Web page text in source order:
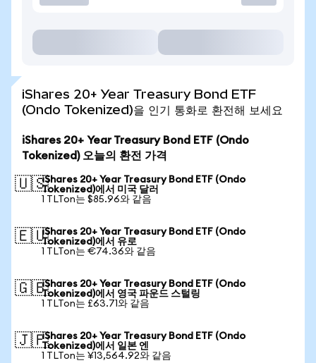
iShares 20+ Year Treasury Bond ETF
(Ondo Tokenized)을 인기 통화로 환전해 보세요
iShares 20+ Year Treasury Bond ETF (Ondo
Tokenized) 오늘의 환전 가격
🇺🇸iShares 20+ Year Treasury Bond ETF (Ondo
Tokenized)에서 미국 달러
1 TLTon는 $85.96와 같음
🇪🇺iShares 20+ Year Treasury Bond ETF (Ondo
Tokenized)에서 유로
1 TLTon는 €74.36와 같음
🇬🇧iShares 20+ Year Treasury Bond ETF (Ondo
Tokenized)에서 영국 파운드 스털링
1 TLTon는 £63.71와 같음
🇯🇵iShares 20+ Year Treasury Bond ETF (Ondo
Tokenized)에서 일본 엔
1 TLTon는 ¥13,564.92와 같음